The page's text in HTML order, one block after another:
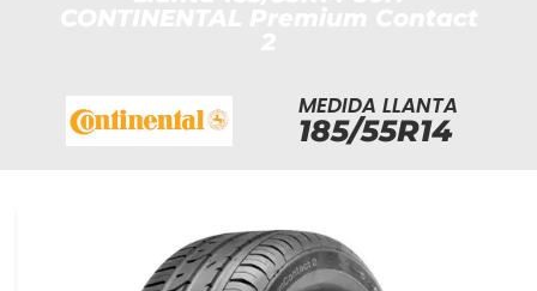
MEDIDA LLANTA
185/55R14